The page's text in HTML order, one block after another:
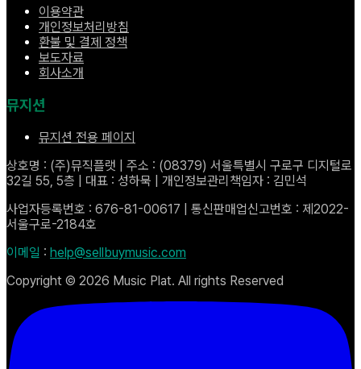
이용약관
개인정보처리방침
환불 및 결제 정책
보도자료
회사소개
뮤지션
뮤지션 전용 페이지
상호명 : (주)뮤직플랫 | 주소 : (08379) 서울특별시 구로구 디지털로
32길 55, 5층 | 대표 : 성하묵 | 개인정보관리책임자 : 김민석
사업자등록번호 : 676-81-00617 | 통신판매업신고번호 : 제2022-
서울구로-2184호
이메일 : help@sellbuymusic.com
Copyright © 2026 Music Plat. All rights Reserved